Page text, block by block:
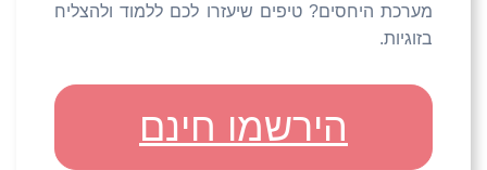
מערכת היחסים? טיפים שיעזרו לכם ללמוד ולהצליח
בזוגיות.
הירשמו חינם